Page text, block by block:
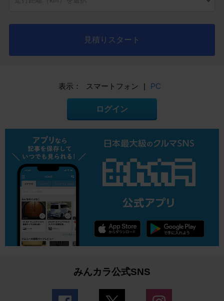
見積りスタート
表示： スマートフォン | PC
ログイン
みんカラ公式SNS